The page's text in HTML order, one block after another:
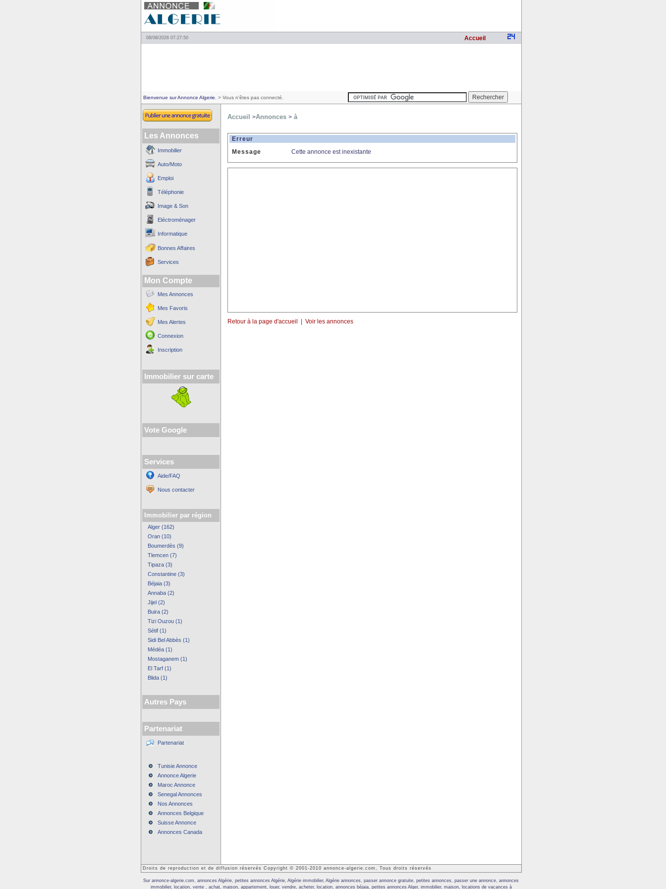
08/08/2026 07:27:50 Accueil
Bienvenue sur Annonce Algerie. > Vous n'êtes pas connecté.
Les Annonces
Immobilier
Auto/Moto
Emploi
Téléphonie
Image & Son
Eléctroménager
Informatique
Bonnes Affaires
Services
Mon Compte
Mes Annonces
Mes Favoris
Mes Alertes
Connexion
Inscription
Immobilier sur carte
Vote Google
Services
Aide/FAQ
Nous contacter
Immobilier par région
Alger (162)
Oran (10)
Boumerdès (9)
Tlemcen (7)
Tipaza (3)
Constantine (3)
Béjaia (3)
Annaba (2)
Jijel (2)
Buira (2)
Tizi Ouzou (1)
Sétif (1)
Sidi Bel Abbès (1)
Médéa (1)
Mostaganem (1)
El Tarf (1)
Blida (1)
Autres Pays
Partenariat
Partenariat
Tunisie Annonce
Annonce Algerie
Maroc Annonce
Senegal Annonces
Nos Annonces
Annonces Belgique
Suisse Annonce
Annonces Canada
Accueil >Annonces >à
Erreur
Message
Cette annonce est inexistante
Retour à la page d'accueil Voir les annonces
Droits de reproduction et de diffusion réservés Copyright © 2001-2010 annonce-algerie.com, Tous droits réservés
Sur annonce-algerie.com, annonces Algérie, petites annonces Algérie, Algérie immobilier, Algérie annonces, passer annonce gratuite, petites annonces, passer une annonce, annonces
immobilier, location, vente , achat, maison, appartement, louer, vendre, acheter, location, annonces béjaia, petites annonces Alger, immobilier, maison, locations de vacances à